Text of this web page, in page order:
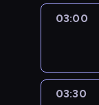
03:00
03:30